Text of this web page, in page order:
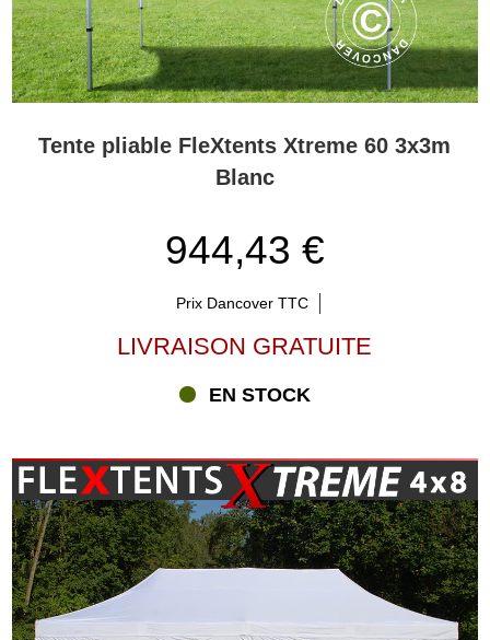
Tente pliable FleXtents Xtreme 60 3x3m
Blanc
944,43 €
Prix Dancover TTC
LIVRAISON GRATUITE
EN STOCK